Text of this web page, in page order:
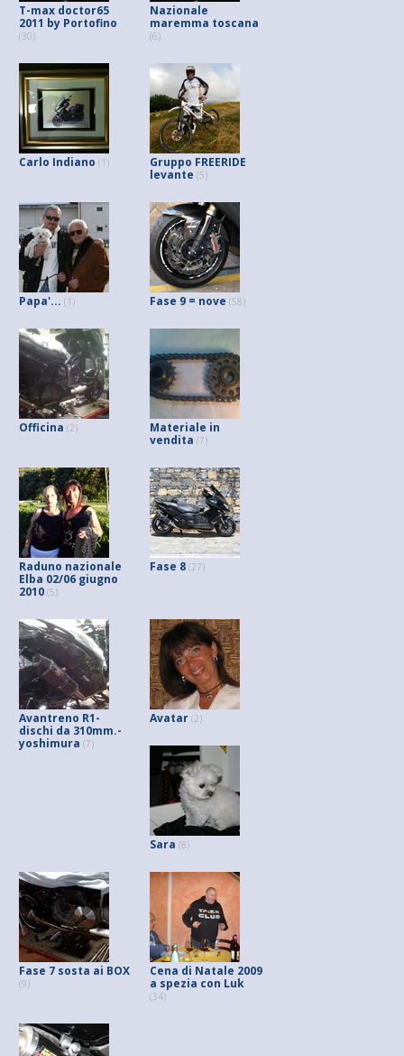
T-max doctor65
2011 by Portofino
(30)
Nazionale
maremma toscana
(6)
Carlo Indiano (1)
Gruppo FREERIDE
levante (5)
Papa'... (1) Fase 9 = nove (58)
Officina (2)
Materiale in
vendita (7)
Raduno nazionale
Elba 02/06 giugno
2010 (5)
Fase 8 (27)
Avantreno R1-
dischi da 310mm.-
yoshimura (7)
Avatar (2)
Sara (8)
Fase 7 sosta ai BOX
(9)
Cena di Natale 2009
a spezia con Luk
(34)